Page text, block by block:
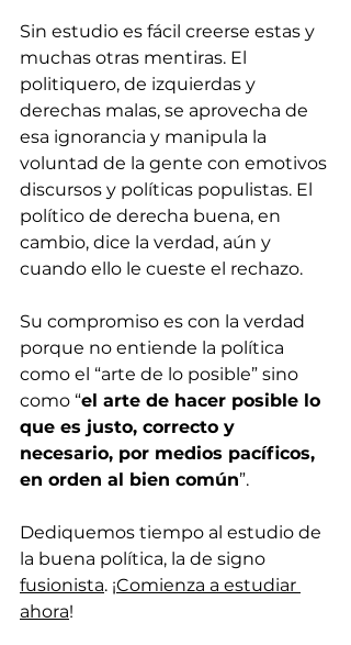
Sin estudio es fácil creerse estas y
muchas otras mentiras. El
politiquero, de izquierdas y
derechas malas, se aprovecha de
esa ignorancia y manipula la
voluntad de la gente con emotivos
discursos y políticas populistas. El
político de derecha buena, en
cambio, dice la verdad, aún y
cuando ello le cueste el rechazo.
Su compromiso es con la verdad
porque no entiende la política
como el “arte de lo posible” sino
como “el arte de hacer posible lo
que es justo, correcto y
necesario, por medios pacíficos,
en orden al bien común”.
Dediquemos tiempo al estudio de
la buena política, la de signo
fusionista. ¡Comienza a estudiar
ahora!